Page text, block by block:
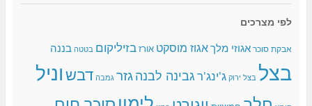
לפי מצרכים
אבקת סוכר אגוזי מלךאגוז מוסקט אורזבזיליקום בטטה בננה
בצל בצל ירוק ג'ינג'רגבינה לבנהגזר גמבה דבשוניל